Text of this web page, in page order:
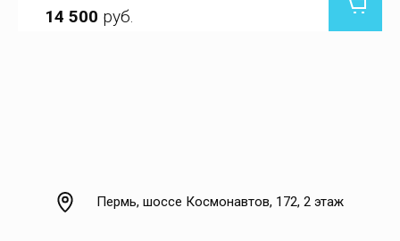
14 500 руб.
Пермь, шоссе Космонавтов, 172, 2 этаж